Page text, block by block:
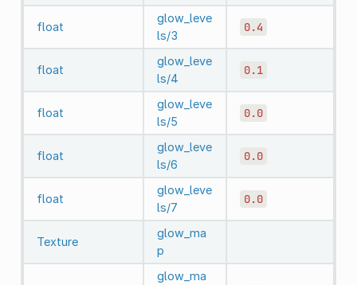
float
glow_leve
ls/3
0.4
float
glow_leve
ls/4
0.1
float
glow_leve
ls/5
0.0
float
glow_leve
ls/6
0.0
float
glow_leve
ls/7
0.0
Texture
glow_ma
p
glow_ma